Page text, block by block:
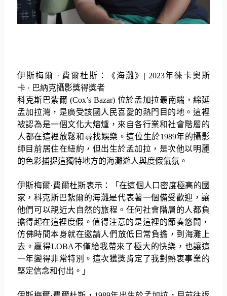
伊斯梅爾 · 費爾杜斯：《海灘》 | 2023年徠卡奧斯
卡· 巴納克攝影獎得獎者
科克斯巴紮爾 (Cox’s Bazar) 位於孟加拉最南端，綿延
孟加拉灣， 是廣受該國人民喜愛的熱門目的地。這裡
被認為是一個文化大熔爐， 來自各行業和社會階層的
人都在這裡放鬆和尋找娛樂。這位生於1989年的攝影
師目前居住在紐約，但出生於孟加拉， 是次他以明麗
的色彩捕捉這獨特地方的海灘遊人與度假氣氛。
伊斯梅爾·費爾杜斯表示：「在這個人口密度極高的國
家， 科克斯巴紮爾的海灘是代表著一個備受歡迎，讓
他們可以親近大自然的旅程。 任何社會階層的人都負
擔得起在這裡度假。值得注意的是這裡的節奏悠閒，
仿佛時間本身就在邀請人們放低日常負擔，到海灘上
去。贏得LOBA 不僅給我帶來了極大的快樂，也讓這
一年變得非常特別。 這次獲獎肯定了我對熱衷事業的
堅定信念和付出。」